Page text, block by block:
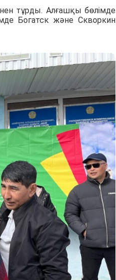
тұрды. Алғашқы бөлімде
Богатск және Скворкин